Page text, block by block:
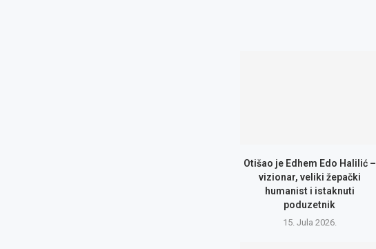
Otišao je Edhem Edo Halilić –
vizionar, veliki žepački
humanist i istaknuti
poduzetnik
15. Jula 2026.